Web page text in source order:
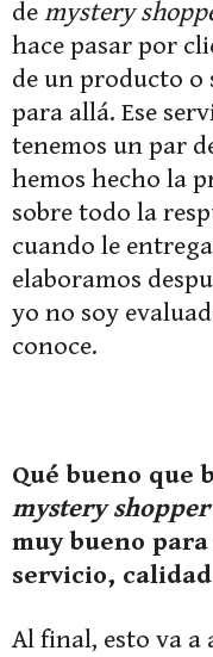
de mystery
hace pasar por
de un producto o
para allá. Ese
tenemos un par
hemos hecho la
sobre todo la
cuando le
elaboramos
yo no soy
conoce.
Qué bueno que
mystery shopper
muy bueno
servicio,
Al final, esto va a